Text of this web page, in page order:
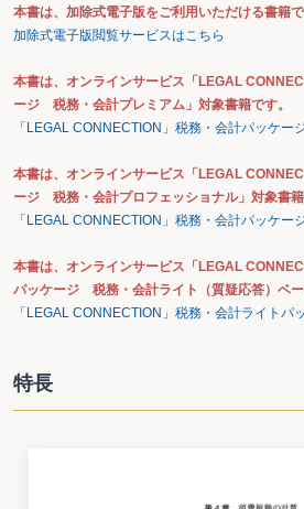
本書は、加除式電子版をご利用いただける書籍で
加除式電子版閲覧サービスはこちら
本書は、オンラインサービス「LEGAL
ージ 税務・会計プレミアム」対象書籍です。
「LEGAL CONNECTION」税務・会計パッケー
本書は、オンラインサービス「LEGAL
ージ 税務・会計プロフェッショナル」対象書籍
「LEGAL CONNECTION」税務・会計パッケー
本書は、オンラインサービス「LEGAL
パッケージ 税務・会計ライト（質疑応答）ベー
「LEGAL CONNECTION」税務・会計ライトパ
特長